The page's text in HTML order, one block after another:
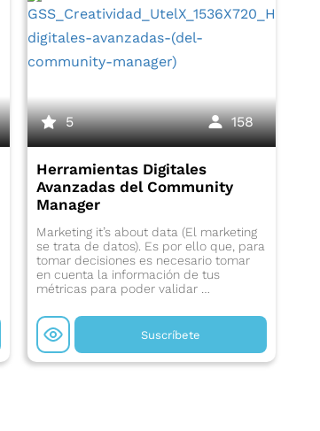
5 158
Herramientas Digitales
Avanzadas del Community
Manager
Marketing it’s about data (El marketing
se trata de datos). Es por ello que, para
tomar decisiones es necesario tomar
en cuenta la información de tus
métricas para poder validar …
Suscríbete